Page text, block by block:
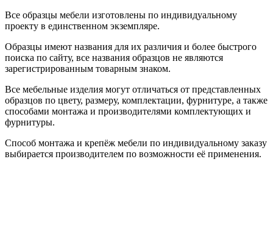
Все образцы мебели изготовлены по индивидуальному
проекту в единственном экземпляре.
Образцы имеют названия для их различия и более быстрого
поиска по сайту, все названия образцов не являются
зарегистрированным товарным знаком.
Все мебельные изделия могут отличаться от представленных
образцов по цвету, размеру, комплектации, фурнитуре, а также
способами монтажа и производителями комплектующих и
фурнитуры.
Способ монтажа и крепёж мебели по индивидуальному заказу
выбирается производителем по возможности её применения.